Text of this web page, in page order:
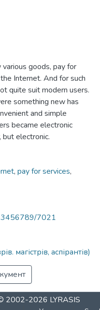
goods, pay for
Internet. And for such
quite suit modern users.
something new has
and simple
became electronic
electronic.
, pay for services,
7021
магістрів, аспірантів)
2002-2026 LYRASIS